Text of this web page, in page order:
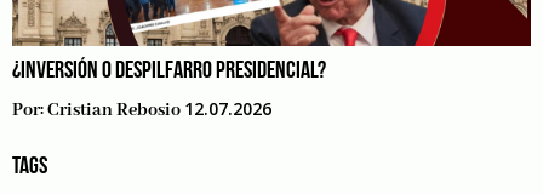
¿INVERSIÓN O DESPILFARRO PRESIDENCIAL?
Por:Cristian Rebosio 12.07.2026
TAGS